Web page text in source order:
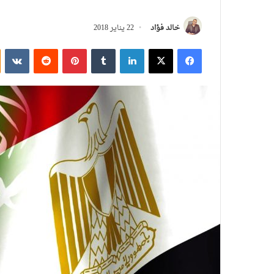
خالد فؤاد 22 يناير 2018
فيسبوك ‫X لينكدإن بينتيريست